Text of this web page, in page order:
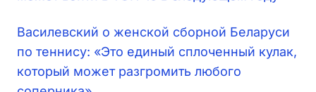
Василевский о женской сборной Беларуси
по теннису: «Это единый сплоченный кулак,
который может разгромить любого